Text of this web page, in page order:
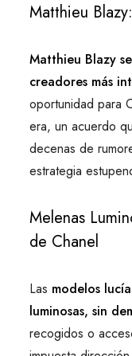
Matthieu
Matthieu Blazy
creadores más
oportunidad para
era, un acuerdo
decenas de
estrategia
Melenas
de Chanel
Las modelos
luminosas, sin
recogidos o